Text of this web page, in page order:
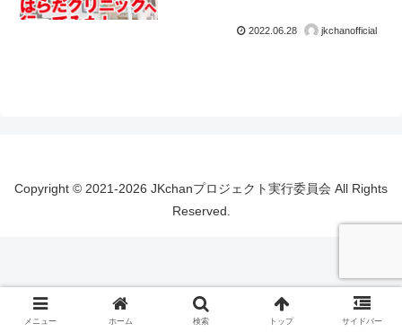
2022.06.28 jkchanofficial
Copyright © 2021-2026 JKchanプロジェクト実行委員会 All Rights
Reserved.
メニュー ホーム 検索 トップ サイドバー